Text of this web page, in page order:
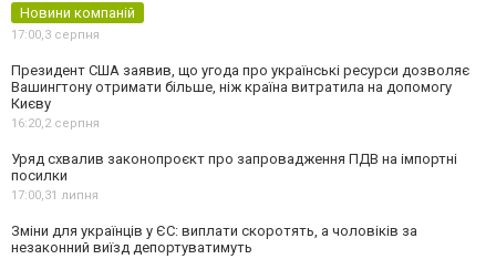
Новини компаній
17:00,3 серпня
Президент США заявив, що угода про українські ресурси дозволяє
Вашингтону отримати більше, ніж країна витратила на допомогу
Києву
16:20,2 серпня
Уряд схвалив законопроєкт про запровадження ПДВ на імпортні
посилки
17:00,31 липня
Зміни для українців у ЄС: виплати скоротять, а чоловіків за
незаконний виїзд депортуватимуть